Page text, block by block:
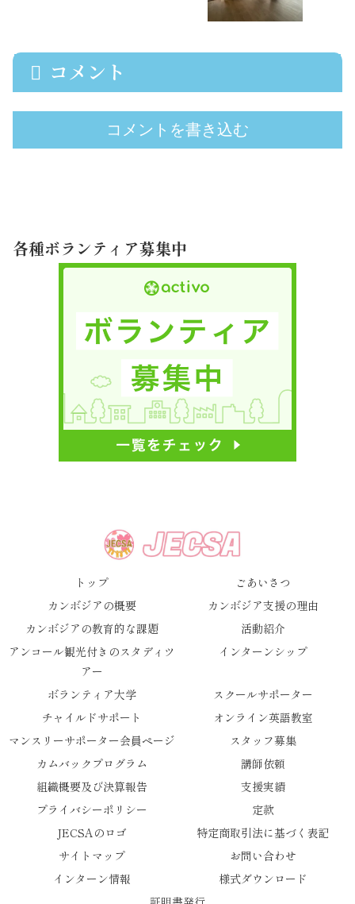
コメント
コメントを書き込む
各種ボランティア募集中
トップ
ごあいさつ
カンボジアの概要
カンボジア支援の理由
カンボジアの教育的な課題
活動紹介
アンコール観光付きのスタディツ
アー
インターンシップ
ボランティア大学
スクールサポーター
チャイルドサポート
オンライン英語教室
マンスリーサポーター会員ページ
スタッフ募集
カムバックプログラム
講師依頼
組織概要及び決算報告
支援実績
プライバシーポリシー
定款
JECSAのロゴ
特定商取引法に基づく表記
サイトマップ
お問い合わせ
インターン情報
様式ダウンロード